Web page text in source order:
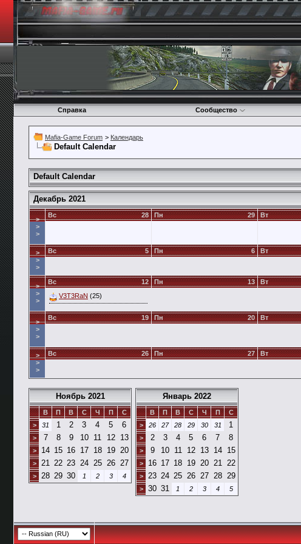
Справка Сообщество
Mafia-Game Forum > Календарь
Default Calendar
Default Calendar
Декабрь 2021
>
>
>
28
Вс 29
Пн Вт
>
>
>
5
Вс 6
Пн Вт
>
>
>
12
Вс
V3T3RaN (25)
13
Пн Вт
>
>
>
19
Вс 20
Пн Вт
>
>
>
26
Вс 27
Пн Вт
Ноябрь 2021
В П В С Ч П
С
>
31 1 2 3 4 5 6
> 7 8 9 10 11 12 13
> 14 15 16 17 18 19 20
> 21 22 23 24 25 26 27
> 28 29 30 1 2 3 4
Январь 2022
В П В С Ч П
С
>
26 27 28 29 30 31 1
> 2 3 4 5 6 7 8
> 9 10 11 12 13 14 15
> 16 17 18 19 20 21 22
> 23 24 25 26 27 28 29
> 30 31 1 2 3 4 5